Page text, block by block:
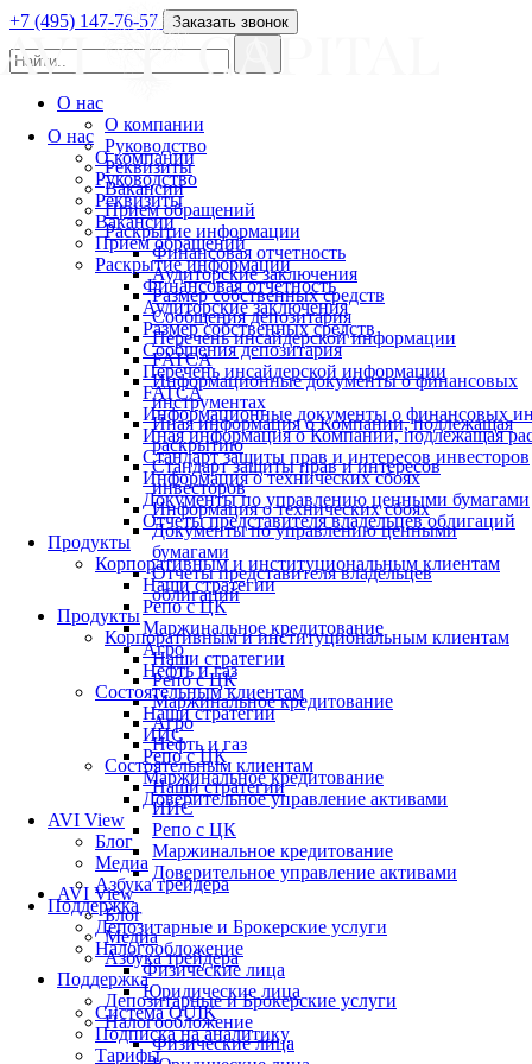
О нас
О компании
Руководство
Реквизиты
Вакансии
Прием обращений
Раскрытие информации
Финансовая отчетность
Аудиторские заключения
Размер собственных средств
Сообщения депозитария
Перечень инсайдерской информации
FATCA
Информационные документы о финансовых
Иная информация о Компании, подлежащая
Стандарт защиты прав и интересов инвесторов
Информация о технических сбоях
Документы по управлению ценными бумагами
Отчеты представителя владельцев облигаций
Продукты
Корпоративным и институциональным клиентам
Наши стратегии
Репо с ЦК
Маржинальное кредитование
Агро
Нефть и газ
Состоятельным клиентам
Наши стратегии
ИИС
Репо с ЦК
Маржинальное кредитование
Доверительное управление активами
AVI View
Блог
Медиа
Азбука трейдера
Поддержка
Депозитарные и Брокерские услуги
Налогообложение
Физические лица
Юридические лица
Система QUIK
Подписка на аналитику
Тарифы
+7 (495) 147-76-57 Заказать звонок
О нас
О компании
Руководство
Реквизиты
Вакансии
Прием обращений
Раскрытие информации
Финансовая отчетность
Аудиторские заключения
Размер собственных средств
Сообщения депозитария
Перечень инсайдерской информации
FATCA
Информационные документы о финансовых
инструментах
Иная информация о Компании, подлежащая
раскрытию
Стандарт защиты прав и интересов
инвесторов
Информация о технических сбоях
Документы по управлению ценными
бумагами
Отчеты представителя владельцев
облигаций
Продукты
Корпоративным и институциональным клиентам
Наши стратегии
Репо с ЦК
Маржинальное кредитование
Агро
Нефть и газ
Состоятельным клиентам
Наши стратегии
ИИС
Репо с ЦК
Маржинальное кредитование
Доверительное управление активами
AVI View
Блог
Медиа
Азбука трейдера
Поддержка
Депозитарные и Брокерские услуги
Налогообложение
Физические лица